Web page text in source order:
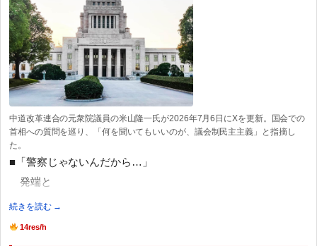
中道改革連合の元衆院議員の米山隆一氏が2026年7月6日にXを更新。国会での
首相への質問を巡り、「何を聞いてもいいのが、議会制民主主義」と指摘し
た。
■「警察じゃないんだから…」
発端と
続きを読む →
14res/h